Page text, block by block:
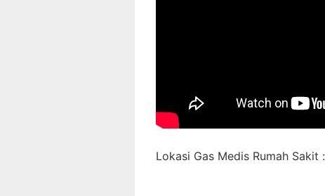
Lokasi Gas Medis Rumah Sakit :